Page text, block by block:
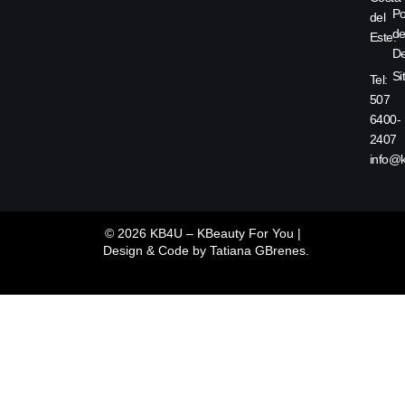
del
Este.
Tel:
507
6400-
2407
de
© 2026 KB4U – KBeauty For You |
Design & Code by Tatiana GBrenes.